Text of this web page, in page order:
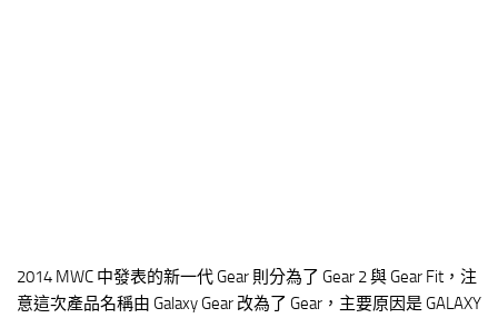
2014 MWC 中發表的新一代 Gear 則分為了 Gear 2 與 Gear Fit，注
意這次產品名稱由 Galaxy Gear 改為了 Gear，主要原因是 GALAXY